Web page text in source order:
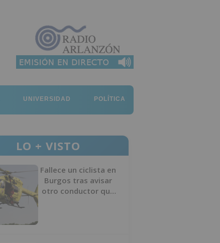
UNIVERSIDAD POLÍTICA
LO + VISTO
Fallece un ciclista en
Burgos tras avisar
otro conductor que